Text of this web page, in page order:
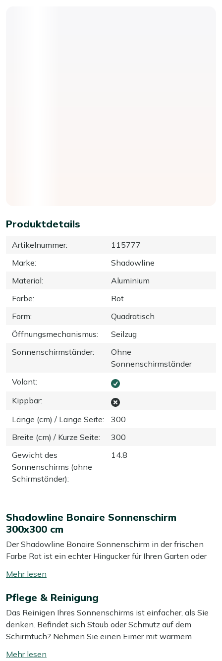
Produktdetails
Artikelnummer:
115777
Marke:
Shadowline
Material:
Aluminium
Farbe:
Rot
Form:
Quadratisch
Öffnungsmechanismus:
Seilzug
Sonnenschirmständer:
Ohne
Sonnenschirmständer
Volant:
Kippbar:
Länge (cm) / Lange Seite:
300
Breite (cm) / Kurze Seite:
300
Gewicht des
Sonnenschirms (ohne
Schirmständer):
14.8
Shadowline Bonaire Sonnenschirm
300x300 cm
Der Shadowline Bonaire Sonnenschirm in der frischen
Farbe Rot ist ein echter Hingucker für Ihren Garten oder
cm bietet er ausreichend Schatten für einen Standard-
Gartentisch mit 4 bis 6 Stühlen. Ideal für sommerliche
Abendessen oder gesellige Runden im Garten. Der weiße
Rahmen verleiht dem Schirm ein modernes und stilvolles
Aussehen, das sich perfekt in jede Umgebung einfügt.
Eigenschaften
umschalten
Pflege & Reinigung
Das Reinigen Ihres Sonnenschirms ist einfacher, als Sie
denken. Befindet sich Staub oder Schmutz auf dem
Schirmtuch? Nehmen Sie einen Eimer mit warmem